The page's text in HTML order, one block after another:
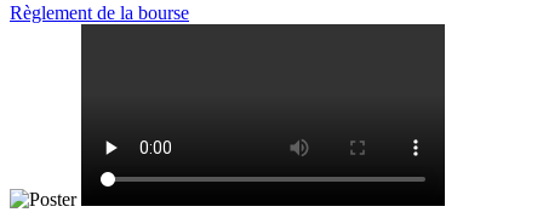
Règlement de la bourse